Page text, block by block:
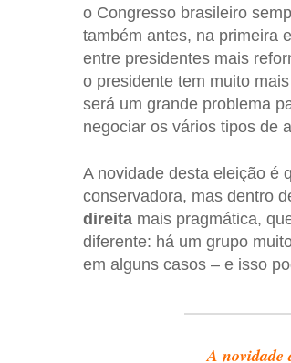
o Congresso brasileiro
também antes, na primeira
entre presidentes mais
o presidente tem muito
será um grande problema
negociar os vários tipos de
A novidade desta eleição é
conservadora, mas dentro
direitamais pragmática,
diferente: há um grupo
em alguns casos – e isso
A novidade